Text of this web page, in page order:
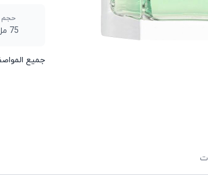
حجم
75 مل عطر
جميع